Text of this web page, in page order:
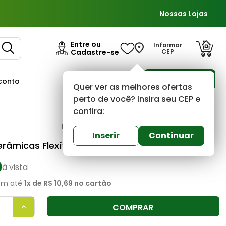
Nossas Lojas
Entre ou
Cadastre-se
Informar
CEP
Quer ver as melhores ofertas
perto de você? Insira seu CEP e
confira:
Inserir Continuar
Quartzolit 0 (0)
Flexível Corda 1kg Quartzolit
à vista
até 1x de R$ 10,69 no cartão
COMPRAR